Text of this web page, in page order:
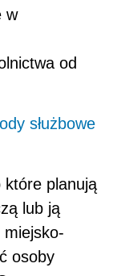
w
od
służbowe
które planują
lub ją
miejsko-
osoby